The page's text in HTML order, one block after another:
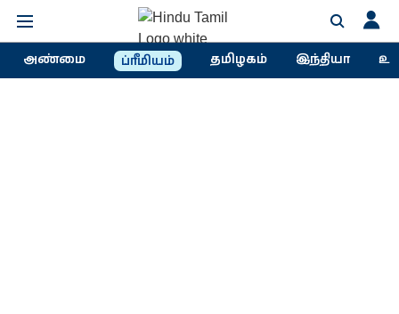
அண்மை ப்ரீமியம் தமிழகம் இந்தியா